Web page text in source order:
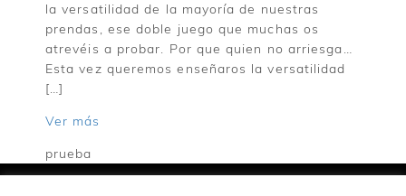
la versatilidad de la mayoría de nuestras
prendas, ese doble juego que muchas os
atrevéis a probar. Por que quien no arriesga…
Esta vez queremos enseñaros la versatilidad
[…]
Ver más
prueba